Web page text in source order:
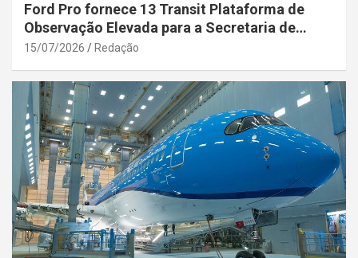
Ford Pro fornece 13 Transit Plataforma de
Observação Elevada para a Secretaria de
Segurança Pública da Bahia
15/07/2026 Redação